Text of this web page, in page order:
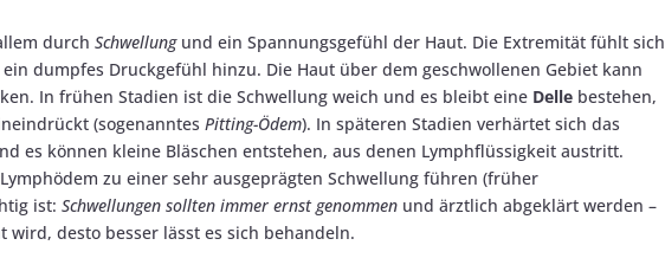
durchSchwellungund ein Spannungsgefühl der Haut. Die Extremität fühlt sich
dumpfes Druckgefühl hinzu. Die Haut über dem geschwollenen Gebiet kann
In frühen Stadien ist die Schwellung weich und es bleibt eine Delle bestehen,
(sogenanntesPitting-Ödem)​. In späteren Stadien verhärtet sich das
es können kleine Bläschen entstehen, aus denen Lymphflüssigkeit austritt​.
zu einer sehr ausgeprägten Schwellung führen (früher
ist:Schwellungen sollten immer ernst genommen und ärztlich abgeklärt werden –
desto besser lässt es sich behandeln.